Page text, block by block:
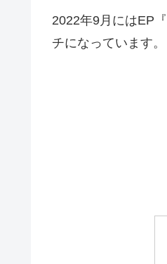
2022年9月にはEP『
チになっています。